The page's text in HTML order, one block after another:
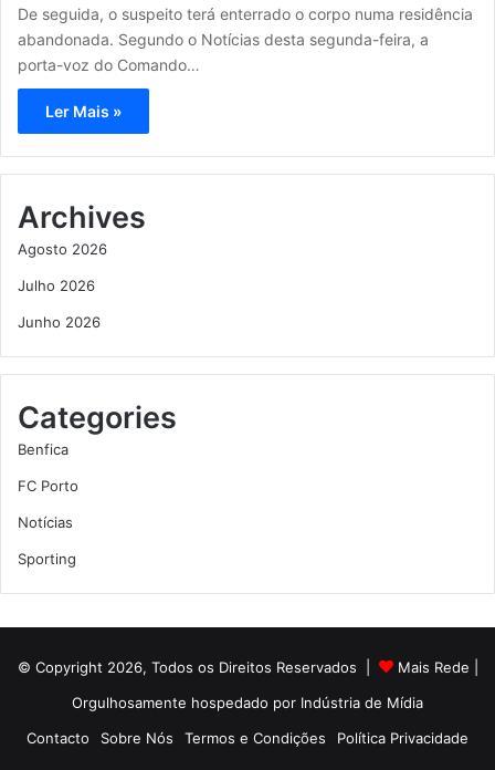
De seguida, o suspeito terá enterrado o corpo numa residência
abandonada. Segundo o Notícias desta segunda-feira, a
porta-voz do Comando…
Ler Mais »
Archives
Agosto 2026
Julho 2026
Junho 2026
Categories
Benfica
FC Porto
Notícias
Sporting
© Copyright 2026, Todos os Direitos Reservados | Mais Rede
Orgulhosamente hospedado por Indústria de Mídia
Contacto
Sobre Nós Termos e Condições Política Privacidade